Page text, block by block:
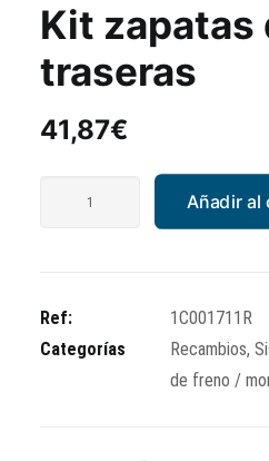
Kit zapatas
traseras
41,87€
traseras
cantidad
Añadir al
Ref:
1C001711R
Categorías
Recambios,
de freno /